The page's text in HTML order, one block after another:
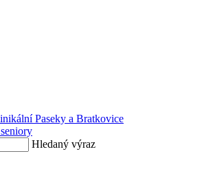
Paseky a Bratkovice
Hledaný výraz